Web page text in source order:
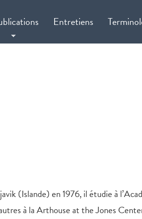
Entretiens
(Islande) en 1976, il étudie à
à la Arthouse at the Jones